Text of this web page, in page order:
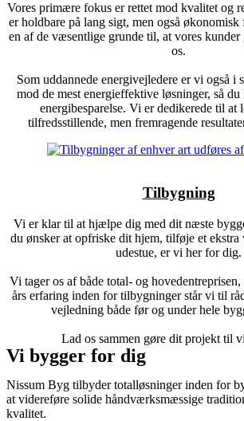
Vores primære fokus er rettet mod kvalitet og
er holdbare på lang sigt, men også
en af de væsentlige grunde til, at vores
os.
Som uddannede energivejledere er vi også i
mod de mest energieffektive løsninger, så
energibesparelse. Vi er dedikerede til at
tilfredsstillende, men fremragende
Tilbygning
Vi er klar til at hjælpe dig med dit næste
du ønsker at opfriske dit hjem, tilføje et ekstra
udestue, er vi her for dig.
Vi tager os af både total- og
års erfaring inden for tilbygninger står vi til
vejledning både før og under hele
Lad os sammen gøre dit projekt til
Vi bygger for dig
Nissum Byg tilbyder totalløsninger inden for
at videreføre solide håndværksmæssige
kvalitet.